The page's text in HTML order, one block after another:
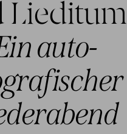
Lieditum
auto-
grafischer
abend